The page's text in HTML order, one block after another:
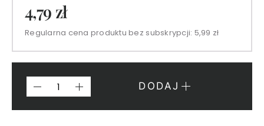
y
1
5
m
l
e
r
4,79 zł
Regularna cena produktu bez subskrypcji: 5,99 zł
DODAJ